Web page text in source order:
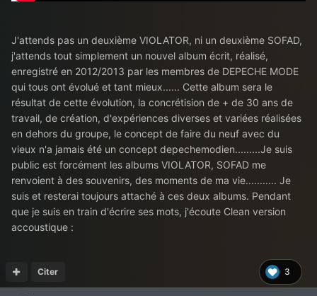
J'attends pas un deuxième VIOLATOR, ni un deuxième SOFAD,
j'attends tout simplement un nouvel album écrit, réalisé,
enregistré en 2012/2013 par les membres de DEPECHE MODE
qui tous ont évolué et tant mieux...... Cette album sera le
résultat de cette évolution, la concrétision de + de 30 ans de
travail, de création, d'expériences diverses et variées réalisées
en dehors du groupe, le concept de faire du neuf avec du
vieux n'a jamais été un concept depechemodien.........Je suis
public est forcément les albums VIOLATOR, SOFAD me
renvoient à des souvenirs, des moments de ma vie........... Je
suis et resterai toujours attaché à ces deux albums. Pendant
que je suis en train d'écrire ses mots, j'écoute Clean version
accoustique :
3
Citer